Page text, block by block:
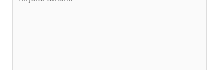
tähän..